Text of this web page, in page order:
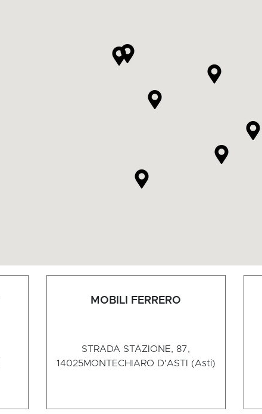
MOBILI FERRERO
STRADA STAZIONE, 87,
14025MONTECHIARO D'ASTI (Asti)